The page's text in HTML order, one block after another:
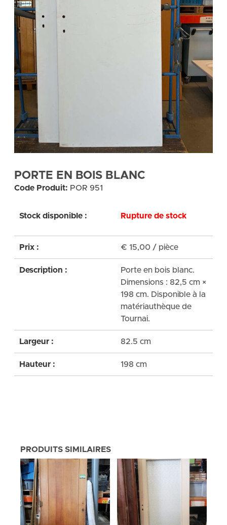
PORTE EN BOIS BLANC
Code Produit: POR 951
Stock disponible : Rupture de stock
Prix : € 15,00 / pièce
Description :
Porte en bois blanc.
Dimensions : 82,5 cm ×
198 cm. Disponible à la
matériauthèque de
Tournai.
Largeur : 82.5 cm
Hauteur : 198 cm
PRODUITS SIMILAIRES